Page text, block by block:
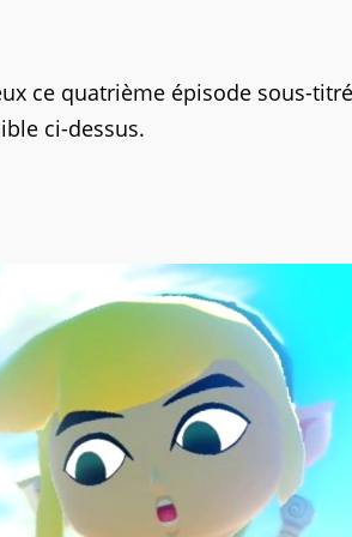
ce quatrième épisode sous-
ci-dessus.